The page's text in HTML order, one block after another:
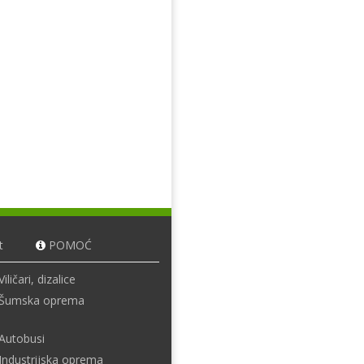
POMOĆ
dizalice
oprema
oprema